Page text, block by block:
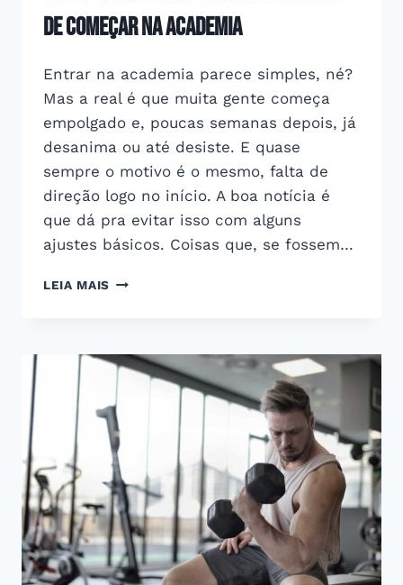
de começar na academia
Entrar na academia parece simples, né?
Mas a real é que muita gente começa
empolgado e, poucas semanas depois, já
desanima ou até desiste. E quase
sempre o motivo é o mesmo, falta de
direção logo no início. A boa notícia é
que dá pra evitar isso com alguns
ajustes básicos. Coisas que, se fossem…
LEIA MAIS TUDO
PRECISA
SABER
DE
COMEÇAR
NA
ACADEMIA